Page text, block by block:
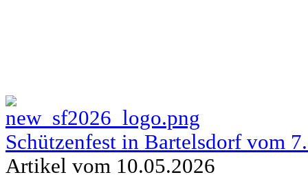
Schützenfest in Bartelsdorf vom
Artikel vom 10.05.2026